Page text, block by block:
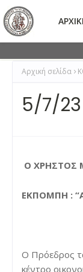
Αρχική σελίδα
5/7/23
Ο ΧΡΗΣΤΟΣ
ΕΚΠΟΜΠΗ :
Ο Πρόεδρος
κέντρο